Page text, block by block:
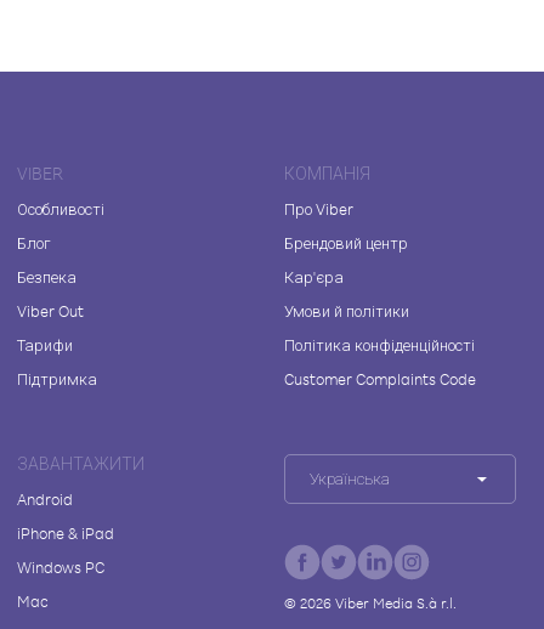
VIBER
Особливості
Блог
Безпека
Viber Out
Тарифи
Підтримка
КОМПАНІЯ
Про Viber
Брендовий центр
Кар'єра
Умови й політики
Політика конфіденційності
Customer Complaints Code
ЗАВАНТАЖИТИ
Android
iPhone & iPad
Windows PC
Mac
Українська
© 2026Viber Media S.à r.l.